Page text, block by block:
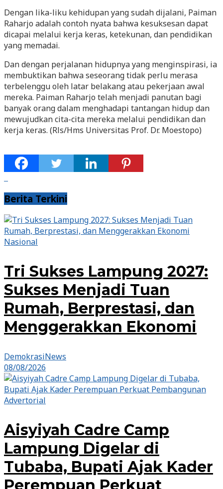
Dengan lika-liku kehidupan yang sudah dijalani, Paiman
Raharjo adalah contoh nyata bahwa kesuksesan dapat
dicapai melalui kerja keras, ketekunan, dan pendidikan
yang memadai.
Dan dengan perjalanan hidupnya yang menginspirasi, ia
membuktikan bahwa seseorang tidak perlu merasa
terbelenggu oleh latar belakang atau pekerjaan awal
mereka. Paiman Raharjo telah menjadi panutan bagi
banyak orang dalam menghadapi tantangan hidup dan
mewujudkan cita-cita mereka melalui pendidikan dan
kerja keras. (Rls/Hms Universitas Prof. Dr. Moestopo)
Berita Terkini
Nasional
Tri Sukses Lampung 2027:
Sukses Menjadi Tuan
Rumah, Berprestasi, dan
Menggerakkan Ekonomi
DemokrasiNews
08/08/2026
Advertorial
Aisyiyah Cadre Camp
Lampung Digelar di
Tubaba, Bupati Ajak Kader
Perempuan Perkuat